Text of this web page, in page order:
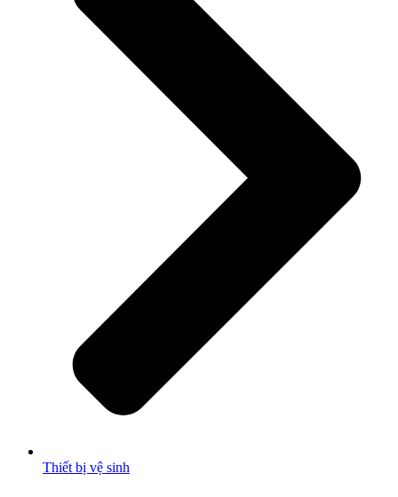
Thiết bị vệ sinh